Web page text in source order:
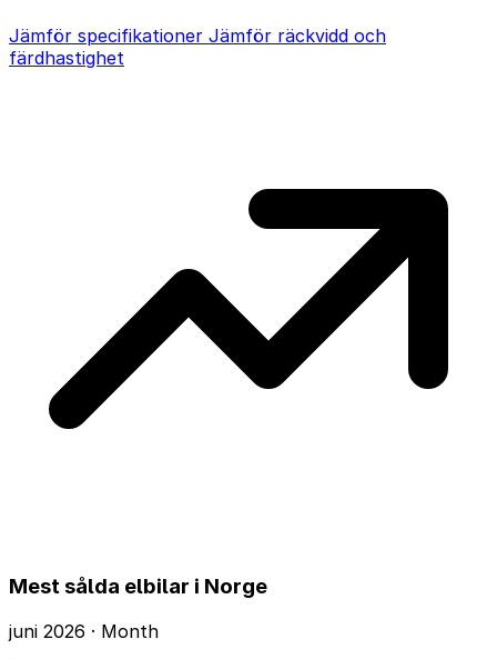
Jämför specifikationer Jämför räckvidd och
färdhastighet
Mest sålda elbilar i Norge
juni 2026 · Month